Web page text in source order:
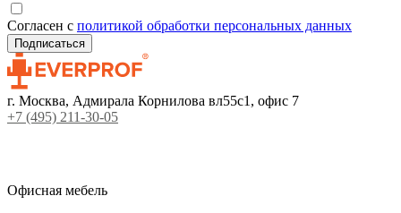
Согласен с политикой обработки персональных данных
г. Москва, Адмирала Корнилова вл55с1, офис 7
+7 (495) 211-30-05
Офисная мебель